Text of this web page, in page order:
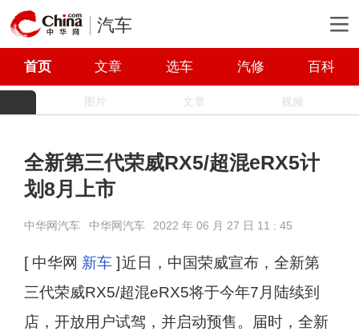
汽车
首页 文章 选车 汽修 百科
图片 文章 视频
全新第三代荣威RX5/超混eRX5计
划8月上市
中华网汽车 中华网汽车 2022 年 06 月 27 日 11 : 45
[ 中华网 新车] 近日，中国荣威宣布，全新第
三代荣威RX5/超混eRX5将于今年7月陆续到
店，开放用户试驾，并启动预售。届时，全新